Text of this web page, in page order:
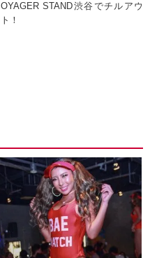
OYAGER STAND渋谷でチルアウ
ト！